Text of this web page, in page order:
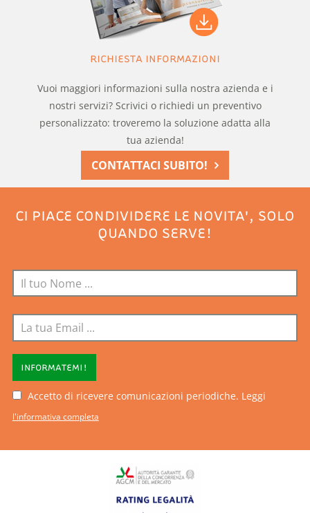
RICHIESTA INFORMAZIONI
Vuoi maggiori informazioni sulla nostra azienda e i
nostri servizi? Scrivici o richiedi un preventivo
personalizzato: troveremo la soluzione adatta alla
tua azienda!
CONTATTACI SUBITO!
CI PIACE CONDIVIDERE LE NOVITA', SOLO
QUANDO SERVE!
INFORMATEMI!
Accetto di ricevere comunicazioni periodiche. Leggi
l'informativa completa